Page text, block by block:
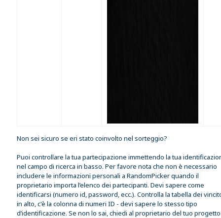
Non sei sicuro se eri stato coinvolto nel sorteggio?
Puoi controllare la tua partecipazione immettendo la tua
nel campo di ricerca in basso. Per favore nota che non è necessario
includere le informazioni personali a RandomPicker quando il
proprietario importa l’elenco dei partecipanti. Devi sapere come
identificarsi (numero id, password, ecc.). Controlla la tabella dei
in alto, c'è la colonna di numeri ID - devi sapere lo stesso tipo
d’identificazione. Se non lo sai, chiedi al proprietario del tuo